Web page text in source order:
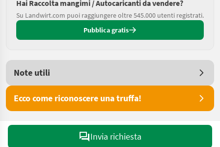
Hai Raccolta mangimi / Autocaricanti da vendere?
Su Landwirt.com puoi raggiungere oltre 545.000 utenti registrati.
Pubblica gratis
Note utili
Ecco come riconoscere una truffa!
Invia richiesta